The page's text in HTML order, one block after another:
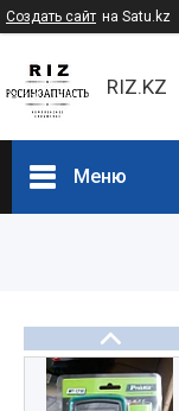
Создать сайт на Satu.kz
RIZ.KZ
Меню